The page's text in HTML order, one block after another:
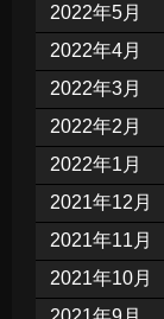
2022年5月
2022年4月
2022年3月
2022年2月
2022年1月
2021年12月
2021年11月
2021年10月